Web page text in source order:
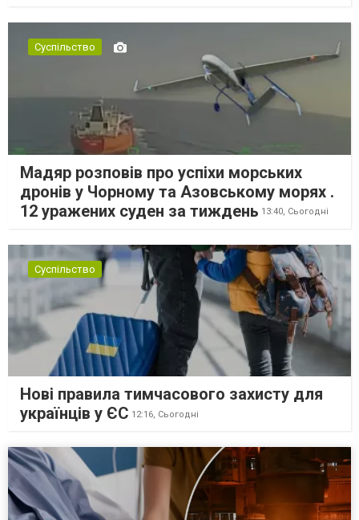
Суспільство
Мадяр розповів про успіхи морських
дронів у Чорному та Азовському морях .
12 уражених суден за тиждень 13:40, Сьогодні
Суспільство
Нові правила тимчасового захисту для
українців у ЄС 12:16, Сьогодні